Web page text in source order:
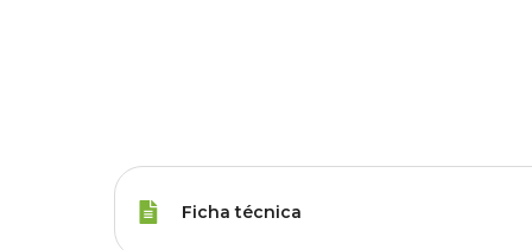
Ficha técnica